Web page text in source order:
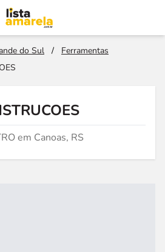
do Sul /
Ferramentas
em Canoas, RS